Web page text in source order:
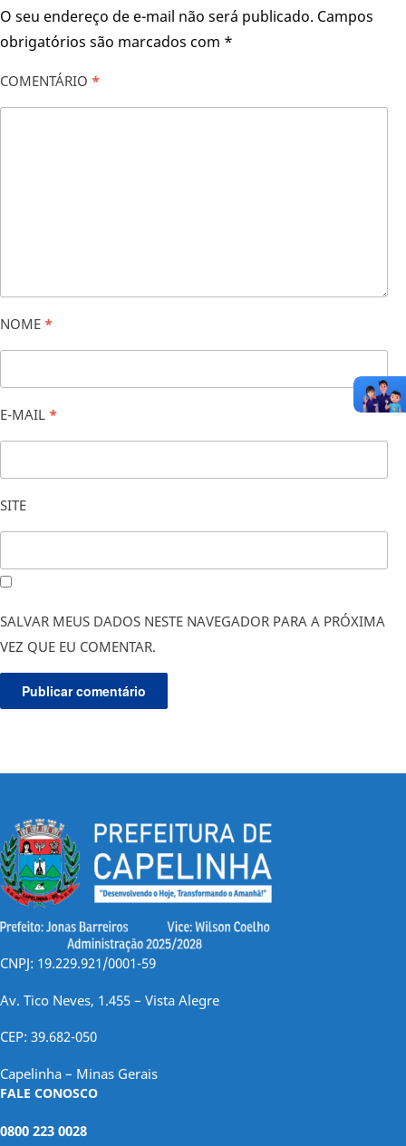
O seu endereço de e-mail não será publicado. Campos
obrigatórios são marcados com *
COMENTÁRIO *
NOME *
E-MAIL *
SITE
SALVAR MEUS DADOS NESTE NAVEGADOR PARA A PRÓXIMA
VEZ QUE EU COMENTAR.
CNPJ: 19.229.921/0001-59
Av. Tico Neves, 1.455 – Vista Alegre
CEP: 39.682-050
Capelinha – Minas Gerais
FALE CONOSCO
0800 223 0028